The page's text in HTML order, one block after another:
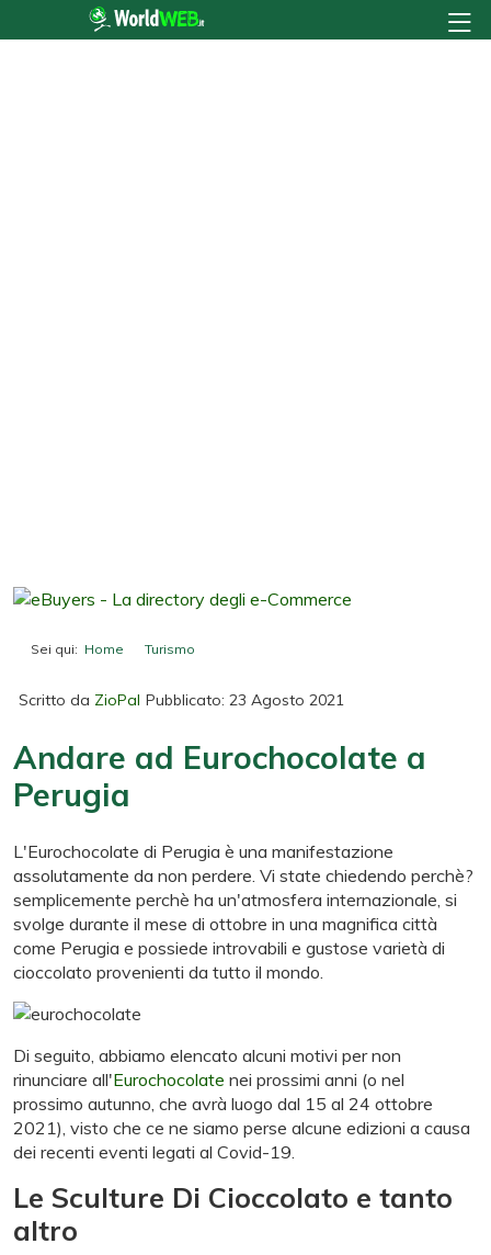
Sei qui: Home Turismo
Scritto da ZioPal Pubblicato: 23 Agosto 2021
Andare ad Eurochocolate a
Perugia
L'Eurochocolate di Perugia è una manifestazione
assolutamente da non perdere. Vi state chiedendo perchè?
semplicemente perchè ha un'atmosfera internazionale, si
svolge durante il mese di ottobre in una magnifica città
come Perugia e possiede introvabili e gustose varietà di
cioccolato provenienti da tutto il mondo.
Di seguito, abbiamo elencato alcuni motivi per non
rinunciare all'Eurochocolate nei prossimi anni (o nel
prossimo autunno, che avrà luogo dal 15 al 24 ottobre
2021), visto che ce ne siamo perse alcune edizioni a causa
dei recenti eventi legati al Covid-19.
Le Sculture Di Cioccolato e tanto
altro